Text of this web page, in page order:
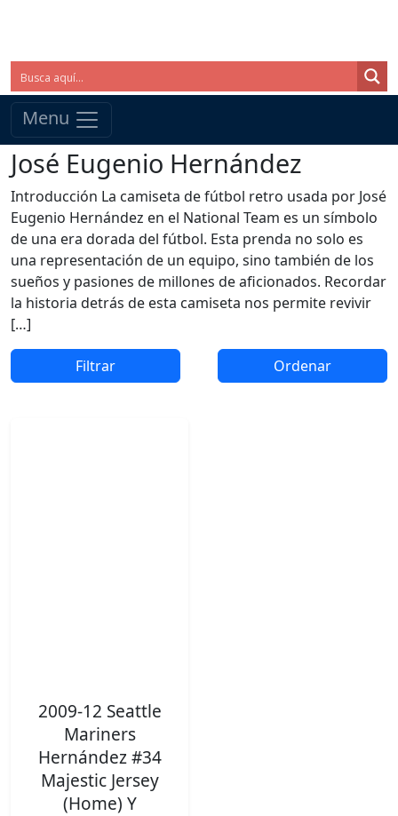
Menu
José Eugenio Hernández
Introducción La camiseta de fútbol retro usada por José
Eugenio Hernández en el National Team es un símbolo
de una era dorada del fútbol. Esta prenda no solo es
una representación de un equipo, sino también de los
sueños y pasiones de millones de aficionados. Recordar
la historia detrás de esta camiseta nos permite revivir
[…]
Filtrar Ordenar
2009-12 Seattle
Mariners
Hernández #34
Majestic Jersey
(Home) Y